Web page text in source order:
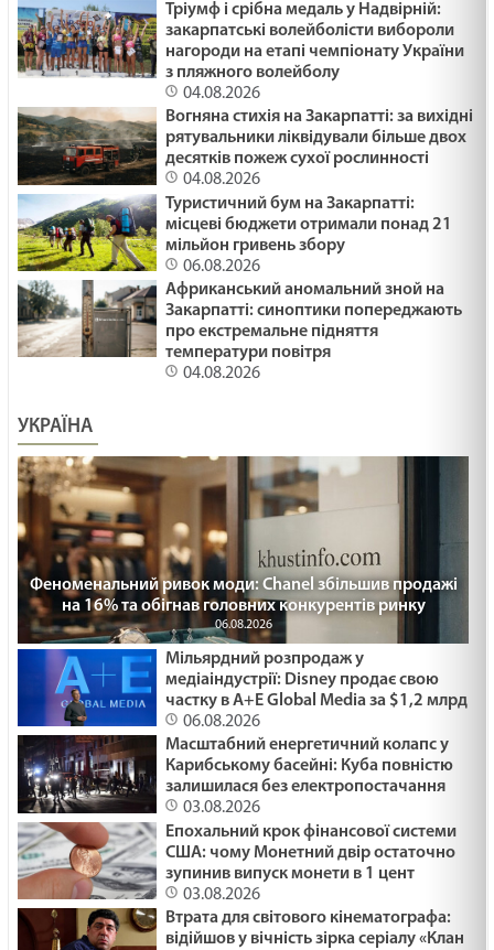
Тріумф і срібна медаль у Надвірній:
закарпатські волейболісти вибороли
нагороди на етапі чемпіонату України
з пляжного волейболу
04.08.2026
Вогняна стихія на Закарпатті: за вихідні
рятувальники ліквідували більше двох
десятків пожеж сухої рослинності
04.08.2026
Туристичний бум на Закарпатті:
місцеві бюджети отримали понад 21
мільйон гривень збору
06.08.2026
Африканський аномальний зной на
Закарпатті: синоптики попереджають
про екстремальне підняття
температури повітря
04.08.2026
УКРАЇНА
Феноменальний ривок моди: Chanel збільшив продажі
на 16% та обігнав головних конкурентів ринку
06.08.2026
Мільярдний розпродаж у
медіаіндустрії: Disney продає свою
частку в A+E Global Media за $1,2 млрд
06.08.2026
Масштабний енергетичний колапс у
Карибському басейні: Куба повністю
залишилася без електропостачання
03.08.2026
Епохальний крок фінансової системи
США: чому Монетний двір остаточно
зупинив випуск монети в 1 цент
03.08.2026
Втрата для світового кінематографа:
відійшов у вічність зірка серіалу «Клан